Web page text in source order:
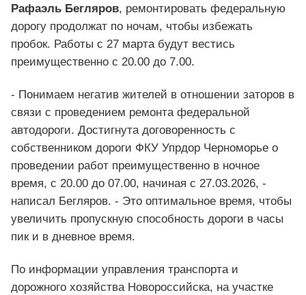
Рафаэль Бегляров, ремонтировать федеральную
дорогу продолжат по ночам, чтобы избежать
пробок. Работы с 27 марта будут вестись
преимущественно с 20.00 до 7.00.
- Понимаем негатив жителей в отношении заторов в
связи с проведением ремонта федеральной
автодороги. Достигнута договоренность с
собственником дороги ФКУ Упрдор Черноморье о
проведении работ преимущественно в ночное
время, с 20.00 до 07.00, начиная с 27.03.2026, -
написал Бегляров. - Это оптимальное время, чтобы
увеличить пропускную способность дороги в часы
пик и в дневное время.
По информации управления транспорта и
дорожного хозяйства Новороссийска, на участке